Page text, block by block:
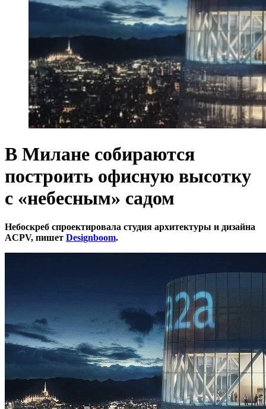
В Милане собираются
построить офисную высотку
с «небесным» садом
Небоскреб спроектировала студия архитектуры и дизайна
ACPV, пишет Designboom.